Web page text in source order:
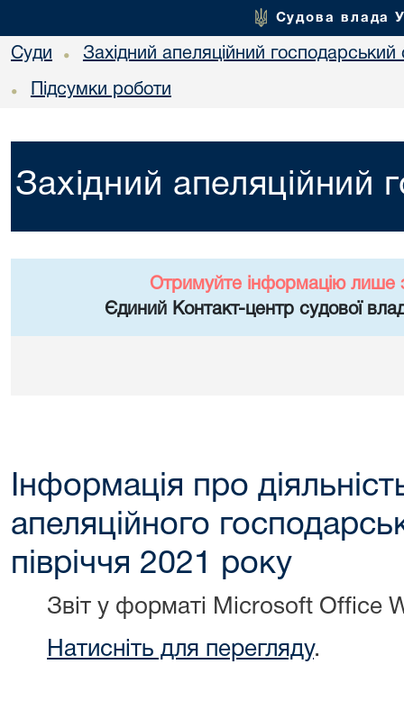
Судова влада
Суди • Західний апеляційний господарський
• Підсумки роботи
Західний апеляційний
Отримуйте інформацію лише
Єдиний Контакт-центр судової
Інформація про
апеляційного
півріччя 2021 року
Звіт у форматі Microsoft Office
Натисніть для перегляду.